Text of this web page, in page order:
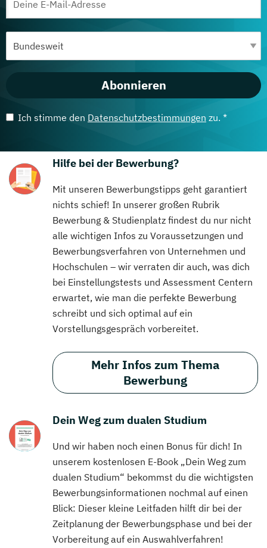
Abonnieren
Ich stimme den Datenschutzbestimmungen zu. *
Hilfe bei der Bewerbung?
Mit unseren Bewerbungstipps geht garantiert
nichts schief! In unserer großen Rubrik
Bewerbung & Studienplatz findest du nur nicht
alle wichtigen Infos zu Voraussetzungen und
Bewerbungsverfahren von Unternehmen und
Hochschulen – wir verraten dir auch, was dich
bei Einstellungstests und Assessment Centern
erwartet, wie man die perfekte Bewerbung
schreibt und sich optimal auf ein
Vorstellungsgespräch vorbereitet.
Mehr Infos zum Thema
Bewerbung
Dein Weg zum dualen Studium
Und wir haben noch einen Bonus für dich! In
unserem kostenlosen E-Book „Dein Weg zum
dualen Studium“ bekommst du die wichtigsten
Bewerbungsinformationen nochmal auf einen
Blick: Dieser kleine Leitfaden hilft dir bei der
Zeitplanung der Bewerbungsphase und bei der
Vorbereitung auf ein Auswahlverfahren!